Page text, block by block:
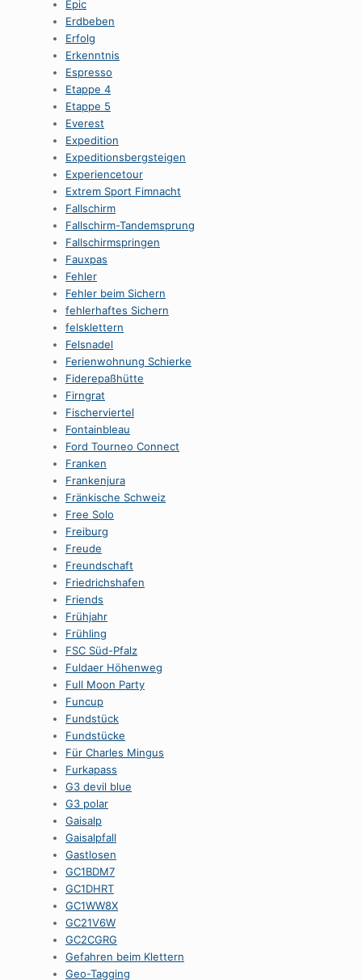
Epic
Erdbeben
Erfolg
Erkenntnis
Espresso
Etappe 4
Etappe 5
Everest
Expedition
Expeditionsbergsteigen
Experiencetour
Extrem Sport Fimnacht
Fallschirm
Fallschirm-Tandemsprung
Fallschirmspringen
Fauxpas
Fehler
Fehler beim Sichern
fehlerhaftes Sichern
felsklettern
Felsnadel
Ferienwohnung Schierke
Fiderepaßhütte
Firngrat
Fischerviertel
Fontainbleau
Ford Tourneo Connect
Franken
Frankenjura
Fränkische Schweiz
Free Solo
Freiburg
Freude
Freundschaft
Friedrichshafen
Friends
Frühjahr
Frühling
FSC Süd-Pfalz
Fuldaer Höhenweg
Full Moon Party
Funcup
Fundstück
Fundstücke
Für Charles Mingus
Furkapass
G3 devil blue
G3 polar
Gaisalp
Gaisalpfall
Gastlosen
GC1BDM7
GC1DHRT
GC1WW8X
GC21V6W
GC2CGRG
Gefahren beim Klettern
Geo-Tagging